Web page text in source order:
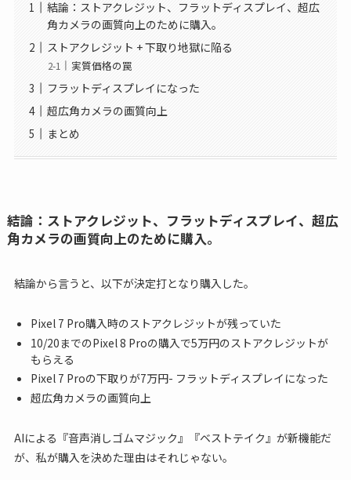
結論：ストアクレジット、フラットディスプレイ、超広
角カメラの画質向上のために購入。
ストアクレジット + 下取り地獄に陥る
実質価格の罠
フラットディスプレイになった
超広角カメラの画質向上
まとめ
結論：ストアクレジット、フラットディスプレイ、超広
角カメラの画質向上のために購入。
結論から言うと、以下が決定打となり購入した。
Pixel 7 Pro購入時のストアクレジットが残っていた
10/20までのPixel 8 Proの購入で5万円のストアクレジットが
もらえる
Pixel 7 Proの下取りが7万円- フラットディスプレイになった
超広角カメラの画質向上
AIによる『音声消しゴムマジック』『ベストテイク』が新機能だ
が、私が購入を決めた理由はそれじゃない。